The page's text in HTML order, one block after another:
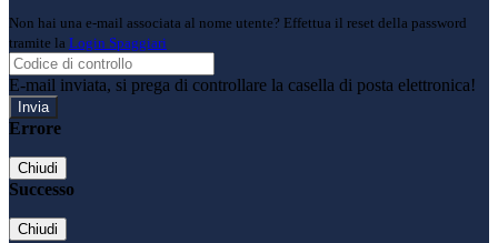
Non hai una e-mail associata al nome utente? Effettua il reset della password
tramite la Login Spaggiari
E-mail inviata, si prega di controllare la casella di posta elettronica!
Errore
Chiudi
Successo
Chiudi